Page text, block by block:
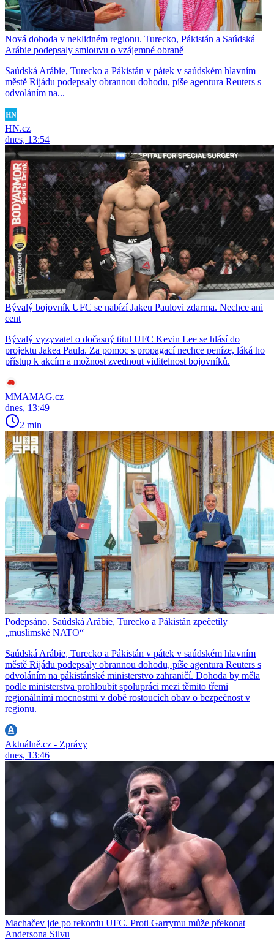
Nová dohoda v neklidném regionu. Turecko, Pákistán a Saúdská
Arábie podepsaly smlouvu o vzájemné obraně
Saúdská Arábie, Turecko a Pákistán v pátek v saúdském hlavním
městě Rijádu podepsaly obrannou dohodu, píše agentura Reuters s
odvoláním na...
HN.cz
dnes, 13:54
Bývalý bojovník UFC se nabízí Jakeu Paulovi zdarma. Nechce ani
cent
Bývalý vyzyvatel o dočasný titul UFC Kevin Lee se hlásí do
projektu Jakea Paula. Za pomoc s propagací nechce peníze, láká ho
přístup k akcím a možnost zvednout viditelnost bojovníků.
MMAMAG.cz
dnes, 13:49
2 min
Podepsáno. Saúdská Arábie, Turecko a Pákistán zpečetily
„muslimské NATO“
Saúdská Arábie, Turecko a Pákistán v pátek v saúdském hlavním
městě Rijádu podepsaly obrannou dohodu, píše agentura Reuters s
odvoláním na pákistánské ministerstvo zahraničí. Dohoda by měla
podle ministerstva prohloubit spolupráci mezi těmito třemi
regionálními mocnostmi v době rostoucích obav o bezpečnost v
regionu.
Aktuálně.cz - Zprávy
dnes, 13:46
Machačev jde po rekordu UFC. Proti Garrymu může překonat
Andersona Silvu